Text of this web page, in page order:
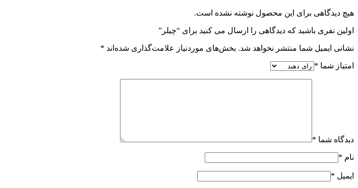
هیچ دیدگاهی برای این محصول نوشته نشده است.
اولین نفری باشید که دیدگاهی را ارسال می کنید برای “چیلر”
نشانی ایمیل شما منتشر نخواهد شد. بخش‌های موردنیاز علامت‌گذاری شده‌اند *
امتیاز شما *
دیدگاه شما *
نام *
ایمیل *